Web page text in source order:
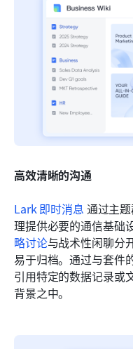
高效清晰的沟通
Lark 即时消息 通过主
理提供必要的通信基础
略讨论与战术性闲聊分
易于归档。通过与套件
引用特定的数据记录或
背景之中。